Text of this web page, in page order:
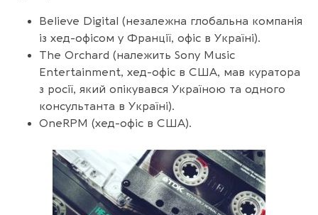
Believe Digital (незалежна глобальна компанія
із хед-офісом у Франції, офіс в Україні).
The Orchard (належить Sony Music
Entertainment, хед-офіс в США, мав куратора
з росії, який опікувався Україною та одного
консультанта в Україні).
OneRPM (хед-офіс в США).